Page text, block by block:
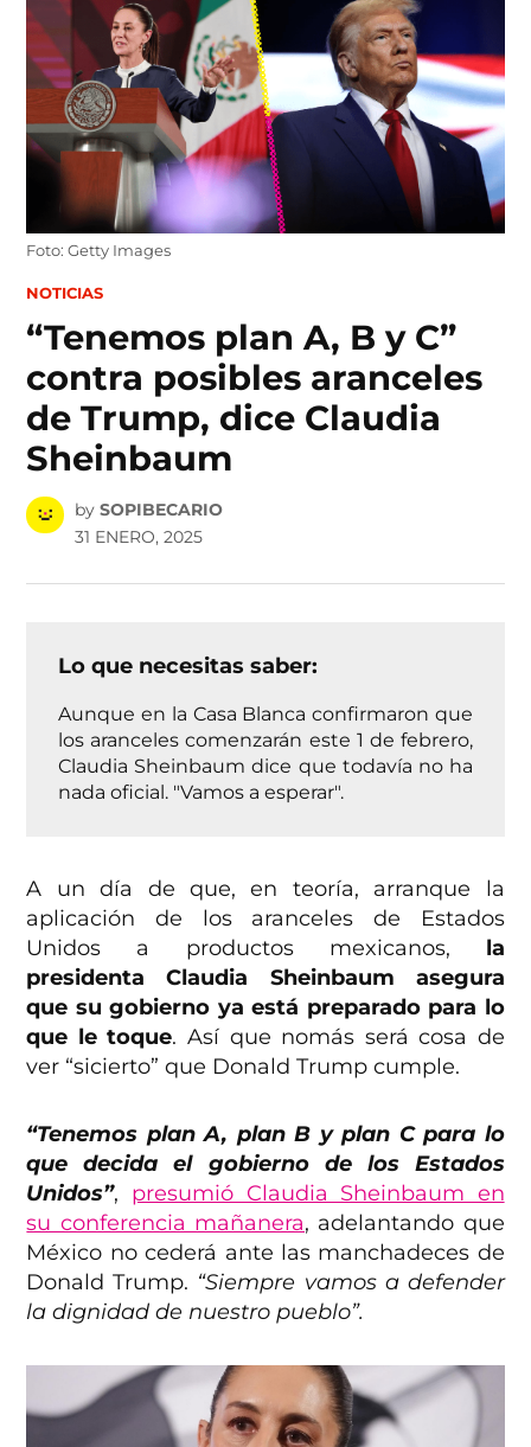
content
Foto: Getty Images
POSTED
NOTICIAS
“Tenemos plan A, B y C”
contra posibles aranceles
de Trump, dice Claudia
Sheinbaum
by SOPIBECARIO
31 ENERO, 2025
Lo que necesitas saber:
Aunque en la Casa Blanca confirmaron que
los aranceles comenzarán este 1 de febrero,
Claudia Sheinbaum dice que todavía no ha
nada oficial. "Vamos a esperar".
A un día de que, en teoría, arranque la
aplicación de los aranceles de Estados
Unidos a productos mexicanos, la
presidenta Claudia Sheinbaum asegura
que su gobierno ya está preparado para lo
que le toque. Así que nomás será cosa de
ver “sicierto” que Donald Trump cumple.
“Tenemos plan A, plan B y plan C para lo
que decida el gobierno de los Estados
Unidos”, presumió Claudia Sheinbaum en
su conferencia mañanera, adelantando que
México no cederá ante las manchadeces de
Donald Trump. “Siempre vamos a defender
la dignidad de nuestro pueblo”.